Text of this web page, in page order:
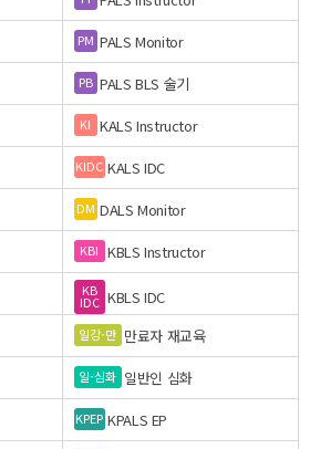
PM PALS Monitor
PB PALS BLS 술기
KI KALS Instructor
KIDC KALS IDC
DM DALS Monitor
KBI KBLS Instructor
KB
IDC KBLS IDC
일강-만 만료자 재교육
일-심화 일반인 심화
KPEP KPALS EP